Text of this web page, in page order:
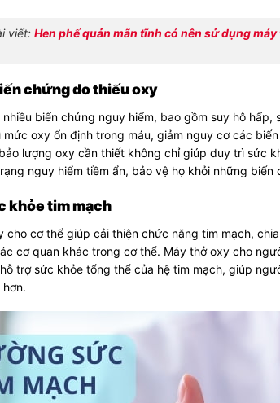
viết: Hen phế quản mãn tĩnh có nên sử dụng
chứng do thiếu oxy
biến chứng nguy hiểm, bao gồm suy hô
oxy ổn định trong máu, giảm nguy cơ các
lượng oxy cần thiết không chỉ giúp duy trì sức
nguy hiểm tiềm ẩn, bảo vệ họ khỏi những biến
khỏe tim mạch
cho cơ thể giúp cải thiện chức năng tim mạch,
cơ quan khác trong cơ thể. Máy thở oxy cho
trợ sức khỏe tổng thể của hệ tim mạch, giúp